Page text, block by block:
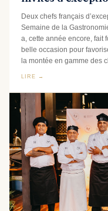
Deux chefs français
Semaine de la
a, cette année encore, fait
belle occasion pour
la montée en gamme des
LIRE →